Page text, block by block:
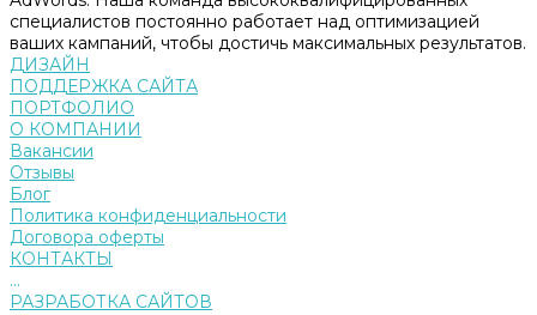
специалистов постоянно работает над оптимизацией
ваших кампаний, чтобы достичь максимальных результатов.
ДИЗАЙН
ПОДДЕРЖКА САЙТА
ПОРТФОЛИО
О КОМПАНИИ
Вакансии
Отзывы
Блог
Политика конфиденциальности
Договора оферты
КОНТАКТЫ
...
РАЗРАБОТКА САЙТОВ